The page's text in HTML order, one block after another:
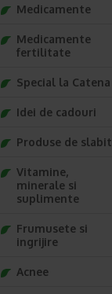
Medicamente
Medicamente
fertilitate
Special la Catena
Idei de cadouri
Produse de slabit
Vitamine,
minerale si
suplimente
Frumusete si
ingrijire
Acnee